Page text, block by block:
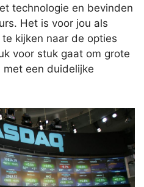
technologie en bevinden
Het is voor jou als
kijken naar de opties
voor stuk gaat om grote
met een duidelijke